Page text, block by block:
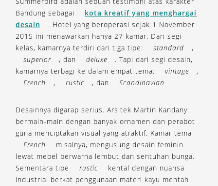
Bandung sebagai
kota kreatif yang menghargai
desain
. Hotel yang beroperasi sejak 1 November
2015 ini menawarkan hanya 27 kamar. Dari segi
kelas, kamarnya terdiri dari tiga tipe:
standard
,
superior
, dan deluxe
. Tapi dari segi desain,
kamarnya terbagi ke dalam empat tema:
vintage
,
French
, rustic , dan Scandinavian .
Desainnya digarap serius. Arsitek Martin Kandany
bermain-main dengan banyak ornamen dan perabot
guna menciptakan visual yang atraktif. Kamar tema
French
misalnya, mengusung desain feminin
lewat mebel berwarna lembut dan sentuhan bunga.
Sementara tipe
rustic
kental dengan nuansa
industrial berkat penggunaan materi kayu mentah